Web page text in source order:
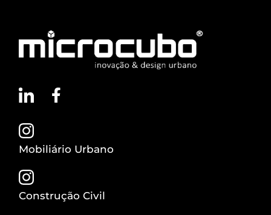
Mobiliário Urbano
Construção Civil